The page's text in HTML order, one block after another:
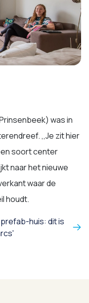
was in
,,Je zit hier
soort center
naar het nieuwe
waar de
houdt.
huis: dit is